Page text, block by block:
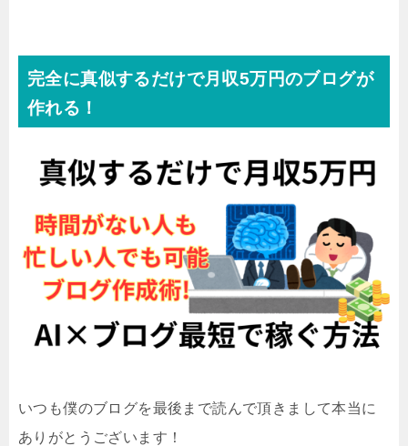
完全に真似するだけで月収5万円のブログが
作れる！
いつも僕のブログを最後まで読んで頂きまして本当に
ありがとうございます！